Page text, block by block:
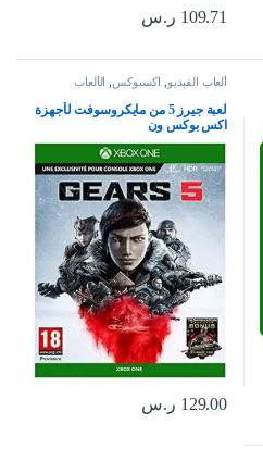
109.71 ر.س
ألعاب الفيديو اكسبوكس الألعاب
لعبة جيرز 5 من مايكروسوفت لأجهزة
اكس بوكس ون
129.00 ر.س